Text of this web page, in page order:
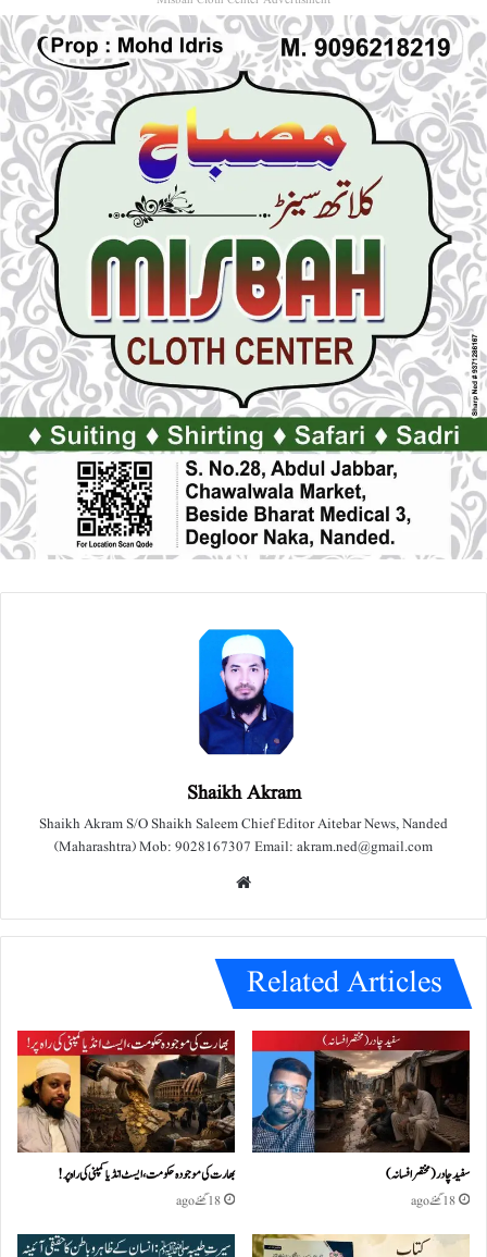
Shaikh Akram
Shaikh Akram S/O Shaikh Saleem Chief Editor Aitebar News, Nanded
(Maharashtra) Mob: 9028167307 Email: akram.ned@gmail.com
e
Related Articles
سفید چادر( مختصر افسانہ)
18 گھنٹے ago
بھارت کی موجودہ حکومت،ایسٹ انڈیا کمپنی کی راہ پر!
18 گھنٹے ago